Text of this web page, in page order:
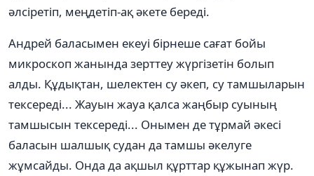
әлсіретіп, меңдетіп-ақ әкете береді.
Андрей баласымен екеуі бірнеше сағат бойы
микроскоп жанында зерттеу жүргізетін болып
алды. Құдықтан, шелектен су әкеп, су тамшыларын
тексереді... Жауын жауа қалса жаңбыр суының
тамшысын тексереді... Онымен де тұрмай әкесі
баласын шалшық судан да тамшы әкелуге
жұмсайды. Онда да ақшыл құрттар құжынап жүр.